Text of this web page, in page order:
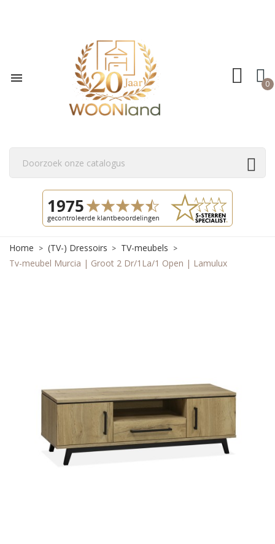
 0
Home (TV-) Dressoirs
TV-meubels
Tv-meubel Murcia | Groot 2 Dr/1La/1 Open | Lamulux